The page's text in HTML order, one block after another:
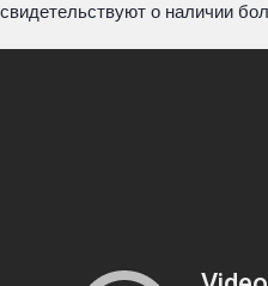
свидетельствуют о наличии